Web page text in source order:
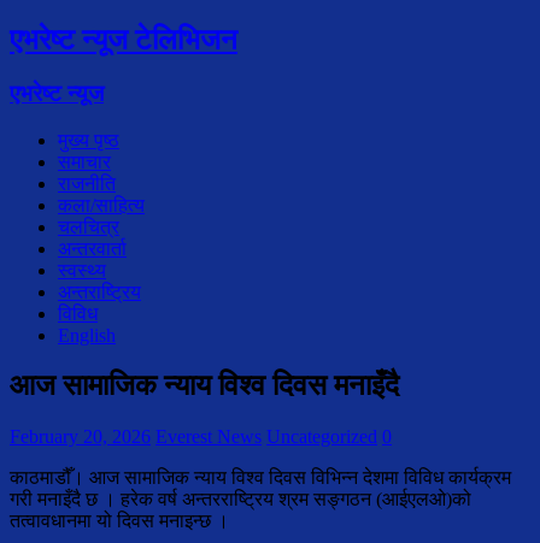
एभरेष्ट न्यूज टेलिभिजन
एभरेष्ट न्यूज
मुख्य पृष्ठ
समाचार
राजनीति
कला/साहित्य
चलचित्र
अन्तरवार्ता
स्वस्थ्य
अन्तराष्ट्रिय
विविध
English
आज सामाजिक न्याय विश्व दिवस मनाइँदै
February 20, 2026 Everest News Uncategorized 0
काठमाडौँ। आज सामाजिक न्याय विश्व दिवस विभिन्न देशमा विविध कार्यक्रम
गरी मनाइँदै छ । हरेक वर्ष अन्तरराष्ट्रिय श्रम सङ्गठन (आईएलओ)को
तत्वावधानमा यो दिवस मनाइन्छ ।